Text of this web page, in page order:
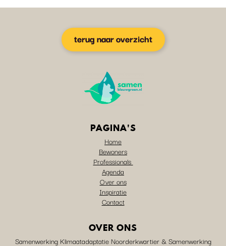
terug naar overzicht
PAGINA'S
Home
Bewoners
Professionals
Agenda
Over ons
Inspiratie
Contact
OVER ONS
Samenwerking Klimaatadaptatie Noorderkwartier & Samenwerking